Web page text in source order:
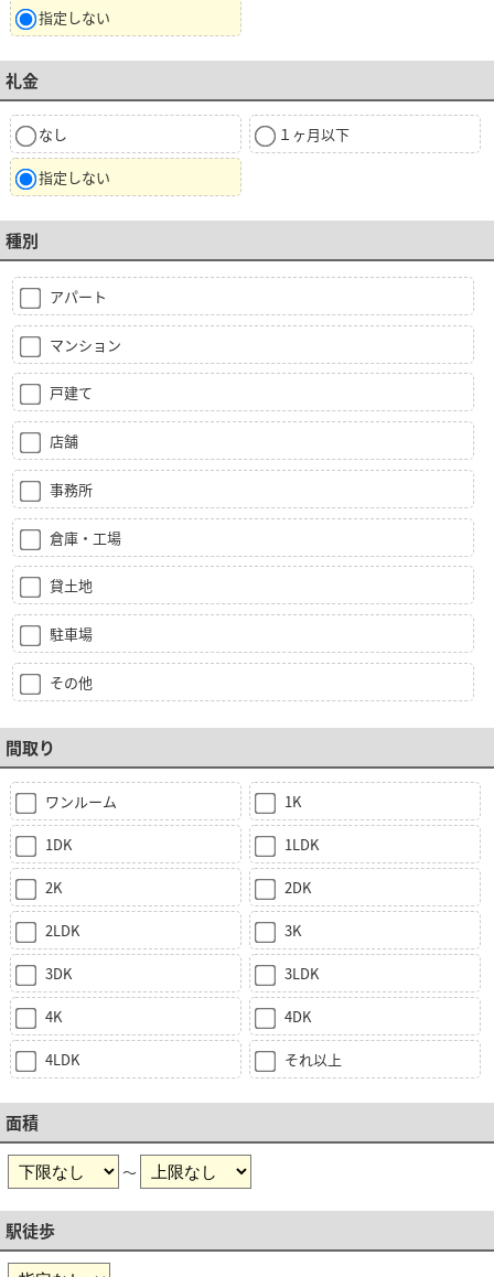
指定しない
礼金
なし １ヶ月以下
指定しない
種別
アパート
マンション
戸建て
店舗
事務所
倉庫・工場
貸土地
駐車場
その他
間取り
ワンルーム 1K
1DK 1LDK
2K 2DK
2LDK 3K
3DK 3LDK
4K 4DK
4LDK それ以上
面積
～
駅徒歩